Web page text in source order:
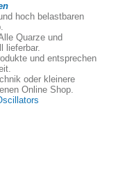
hoch belastbaren
Quarze und
lieferbar.
und entsprechen
oder kleinere
Online Shop.